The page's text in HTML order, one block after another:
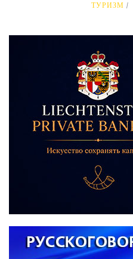
ТУРИЗМ